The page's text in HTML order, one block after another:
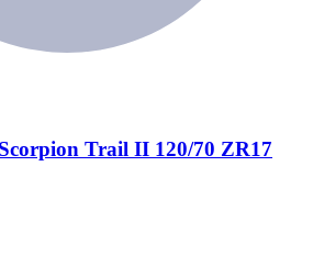
Trail II 120/70 ZR17